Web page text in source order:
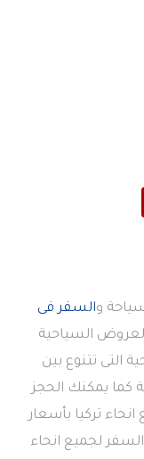
والسفر فى
السياحية
التى تتنوع بين
كما يمكنك الحجز
تركيا بأسعار
لجميع انحاء